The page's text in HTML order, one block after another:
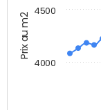
Prix au m2
4000
4500